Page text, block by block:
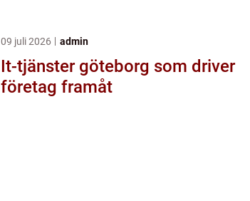
09 juli 2026 admin
It-tjänster göteborg som driver
företag framåt